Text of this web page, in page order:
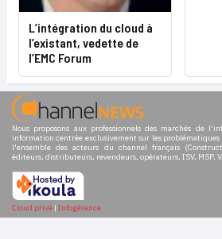
L’intégration du cloud à
l’existant, vedette de
l’EMC Forum
Nous proposons aux professionnels des marchés de
information centrée exclusivement sur les
l'ensemble des acteurs du channel français
éditeurs, distributeurs, revendeurs, opérateurs, ISV, MSP,
Cloud privé | Infogérance